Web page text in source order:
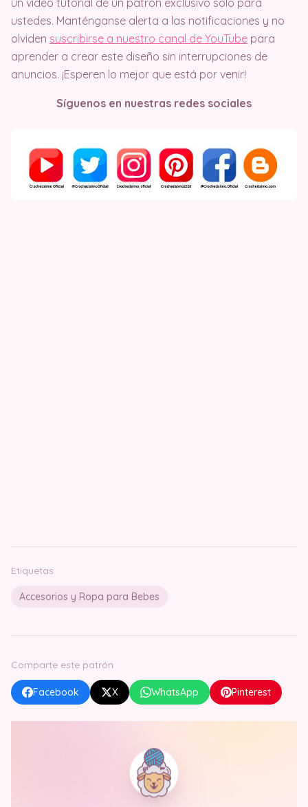
un vídeo tutorial de un patrón exclusivo solo para
ustedes. Manténganse alerta a las notificaciones y no
olviden suscribirse a nuestro canal de YouTube para
aprender a crear este diseño sin interrupciones de
anuncios. ¡Esperen lo mejor que está por venir!
Síguenos en nuestras redes sociales
Etiquetas
Accesorios y Ropa para Bebes
Comparte este patrón
Facebook X WhatsApp Pinterest